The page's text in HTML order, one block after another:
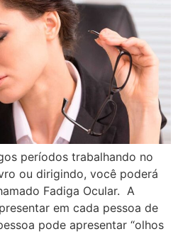
períodos trabalhando no
ou dirigindo, você poderá
Fadiga Ocular. A
em cada pessoa de
pode apresentar “olhos